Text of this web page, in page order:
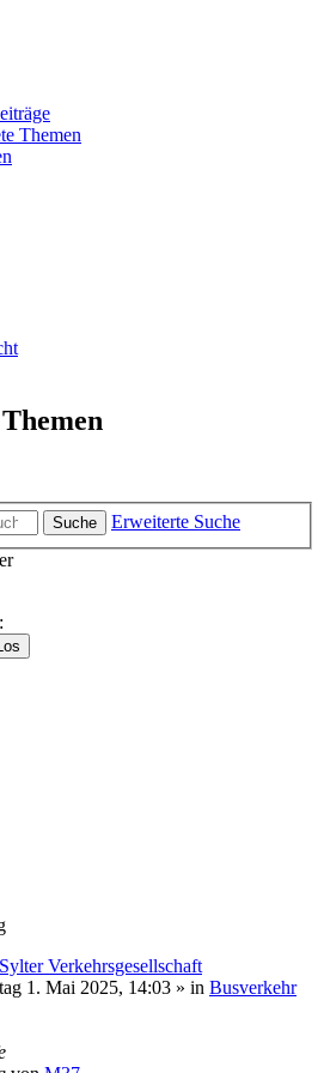
Themen
Suche
Erweiterte Suche
Verkehrsgesellschaft
1. Mai 2025, 14:03 » in Busverkehr